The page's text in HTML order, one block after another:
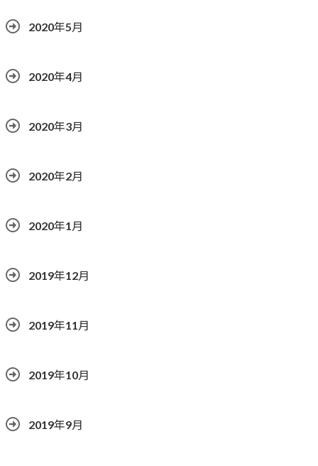
2020年5月
2020年4月
2020年3月
2020年2月
2020年1月
2019年12月
2019年11月
2019年10月
2019年9月